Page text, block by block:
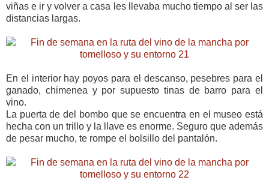
viñas e ir y volver a casa les llevaba mucho tiempo al ser las
distancias largas.
En el interior hay poyos para el descanso, pesebres para el
ganado, chimenea y por supuesto tinas de barro para el
vino.
La puerta de del bombo que se encuentra en el museo está
hecha con un trillo y la llave es enorme. Seguro que además
de pesar mucho, te rompe el bolsillo del pantalón.